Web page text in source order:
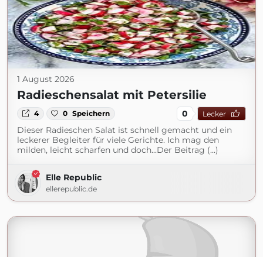
1 August 2026
Radieschensalat mit Petersilie
4 0 Speichern 0 Lecker
Dieser Radieschen Salat ist schnell gemacht und ein
leckerer Begleiter für viele Gerichte. Ich mag den
milden, leicht scharfen und doch...Der Beitrag (...)
Elle Republic
ellerepublic.de